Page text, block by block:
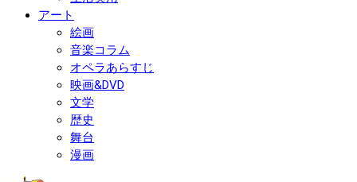
アート
絵画
音楽コラム
オペラあらすじ
映画&DVD
文学
歴史
舞台
漫画